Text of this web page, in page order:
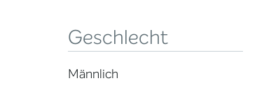
Geschlecht
Männlich